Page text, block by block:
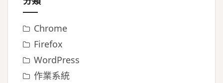
Chrome
Firefox
WordPress
作業系統